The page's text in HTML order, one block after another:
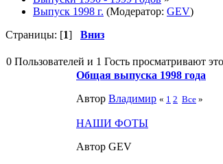
Выпуск 1998 г. (Модератор: GEV)
Страницы: [1] Вниз
0 Пользователей и 1 Гость просматривают
Общая выпуска 1998 года
Автор Влaдимир « 1 2 Все »
НАШИ ФОТЫ
Автор GEV